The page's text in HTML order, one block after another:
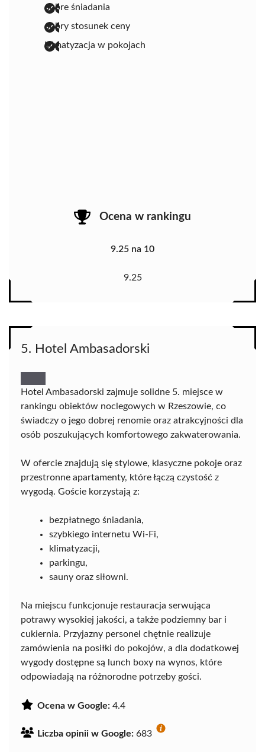
dobre śniadania
dobry stosunek ceny
klimatyzacja w pokojach
Ocena w rankingu
9.25 na 10
9.25
5. Hotel Ambasadorski
Hotel Ambasadorski zajmuje solidne 5. miejsce w
rankingu obiektów noclegowych w Rzeszowie, co
świadczy o jego dobrej renomie oraz atrakcyjności dla
osób poszukujących komfortowego zakwaterowania.
W ofercie znajdują się stylowe, klasyczne pokoje oraz
przestronne apartamenty, które łączą czystość z
wygodą. Goście korzystają z:
bezpłatnego śniadania,
szybkiego internetu Wi-Fi,
klimatyzacji,
parkingu,
sauny oraz siłowni.
Na miejscu funkcjonuje restauracja serwująca
potrawy wysokiej jakości, a także podziemny bar i
cukiernia. Przyjazny personel chętnie realizuje
zamówienia na posiłki do pokojów, a dla dodatkowej
wygody dostępne są lunch boxy na wynos, które
odpowiadają na różnorodne potrzeby gości.
Ocena w Google: 4.4
Liczba opinii w Google: 683